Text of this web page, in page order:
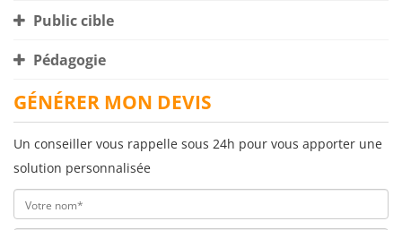
Public cible
Pédagogie
GÉNÉRER MON DEVIS
Un conseiller vous rappelle sous 24h pour vous apporter une
solution personnalisée